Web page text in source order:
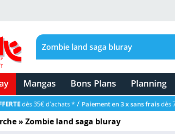
Mangas Bons Plans Planning
dès 35€ d'achats * / Paiement en 3 x sans fraisdès
» Zombie land saga bluray